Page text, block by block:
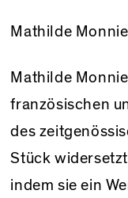
Mathilde
Mathilde
französischen
des
Stück
indem sie ein